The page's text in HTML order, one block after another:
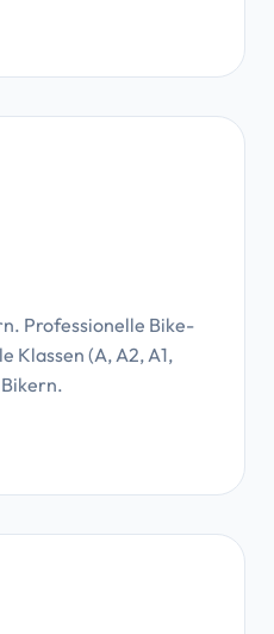
Professionelle Bike-
Klassen (A, A2, A1,